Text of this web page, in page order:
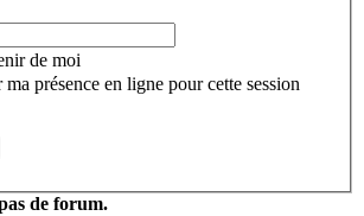
de moi
ma présence en ligne pour cette session
de forum.